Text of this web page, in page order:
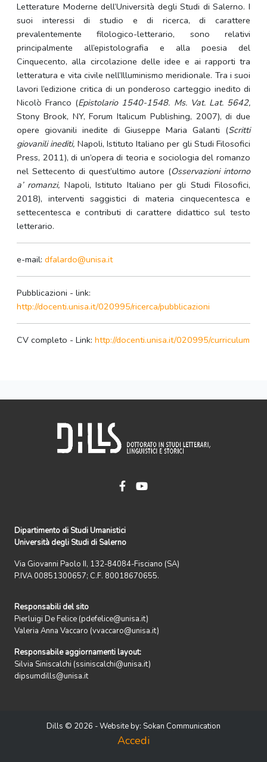
Letterature Moderne dell’Università degli Studi di Salerno. I
suoi interessi di studio e di ricerca, di carattere
prevalentemente filologico-letterario, sono relativi
principalmente all’epistolografia e alla poesia del
Cinquecento, alla circolazione delle idee e ai rapporti tra
letteratura e vita civile nell’Illuminismo meridionale. Tra i suoi
lavori l’edizione critica di un ponderoso carteggio inedito di
Nicolò Franco (Epistolario 1540-1548. Ms. Vat. Lat. 5642,
Stony Brook, NY, Forum Italicum Publishing, 2007), di due
opere giovanili inedite di Giuseppe Maria Galanti (Scritti
giovanili inediti, Napoli, Istituto Italiano per gli Studi Filosofici
Press, 2011), di un’opera di teoria e sociologia del romanzo
nel Settecento di quest’ultimo autore (Osservazioni intorno
a’ romanzi, Napoli, Istituto Italiano per gli Studi Filosofici,
2018), interventi saggistici di materia cinquecentesca e
settecentesca e contributi di carattere didattico sul testo
letterario.
e-mail: dfalardo@unisa.it
Pubblicazioni - link:
http://docenti.unisa.it/020995/ricerca/pubblicazioni
CV completo - Link: http://docenti.unisa.it/020995/curriculum
Dipartimento di Studi Umanistici
Università degli Studi di Salerno
Via Giovanni Paolo II, 132-84084-Fisciano (SA)
P.IVA 00851300657; C.F. 80018670655.
Responsabili del sito
Pierluigi De Felice (pdefelice@unisa.it)
Valeria Anna Vaccaro (vvaccaro@unisa.it)
Responsabile aggiornamenti layout:
Silvia Siniscalchi (ssiniscalchi@unisa.it)
dipsumdills@unisa.it
Dills © 2026 - Website by: Sokan Communication
Accedi